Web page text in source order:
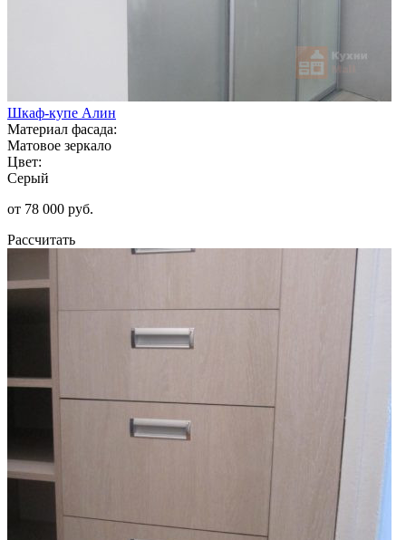
Шкаф-купе Алин
Материал фасада:
Матовое зеркало
Цвет:
Серый
от 78 000 руб.
Рассчитать